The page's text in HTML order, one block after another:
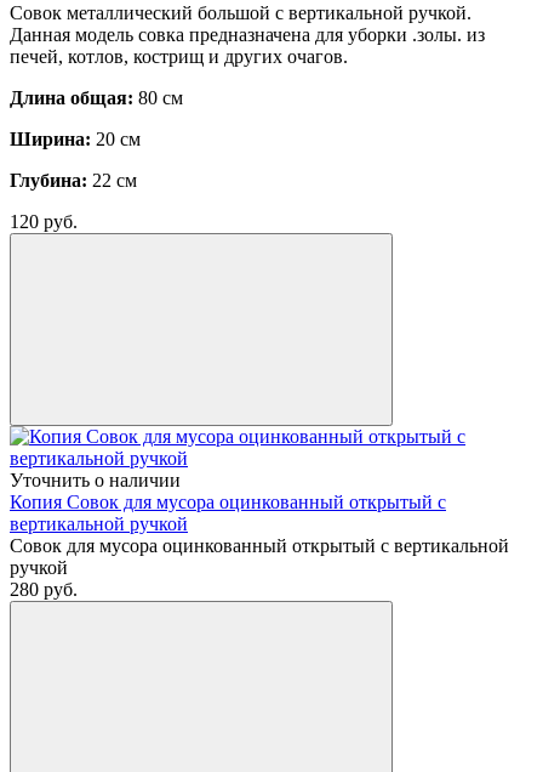
Совок металлический большой с вертикальной ручкой.
Данная модель совка предназначена для уборки .золы. из
печей, котлов, кострищ и других очагов.
Длина общая: 80 см
Ширина: 20 см
Глубина: 22 см
120 руб.
Уточнить о наличии
Копия Совок для мусора оцинкованный открытый с
вертикальной ручкой
Совок для мусора оцинкованный открытый с вертикальной
ручкой
280 руб.